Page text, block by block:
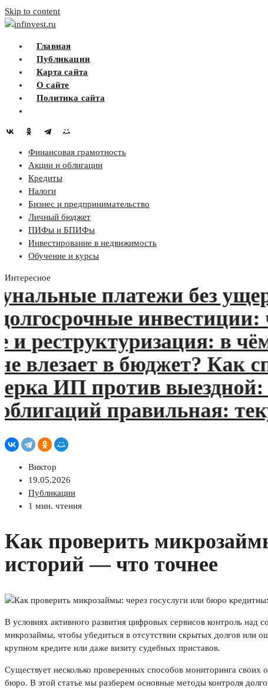
Skip to content
infinvest.ru
Главная
Публикации
Карта сайта
О сайте
Политика сайта
Финансовая грамотность
Акции и облигации
Кредиты
Налоги
Бизнес и предпринимательство
Личный бюджет
ПИФы и БПИФы
Инвестирование в недвижимость
Обучение и курсы
Интересное
платежи без
инвестиции:
в чём
в бюджет? Как
ИП против выездной:
правильная:
Виктор
19.05.2026
Публикации
1 мин. чтения
Как проверить
историй — что точнее
В условиях активного развития цифровых сервисов контроль над
микрозаймы, чтобы убедиться в отсутствии скрытых долгов или
крупном кредите или даже визиту судебных приставов.
Существует несколько проверенных способов мониторинга
бюро. В этой статье мы разберем основные методы контроля